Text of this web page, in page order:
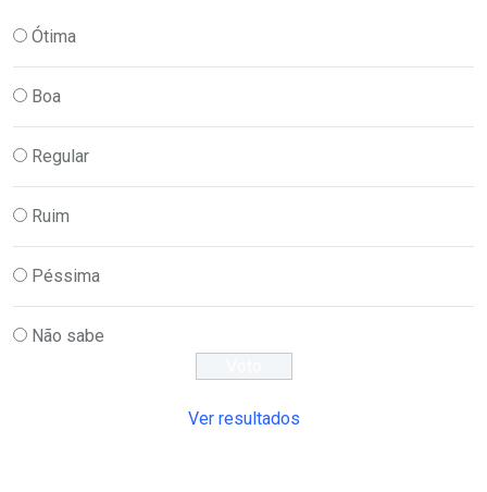
Ótima
Boa
Regular
Ruim
Péssima
Não sabe
Ver resultados